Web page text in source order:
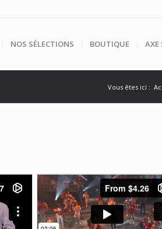
NOS SÉLECTIONS BOUTIQUE AXE
Vous êtes ici :